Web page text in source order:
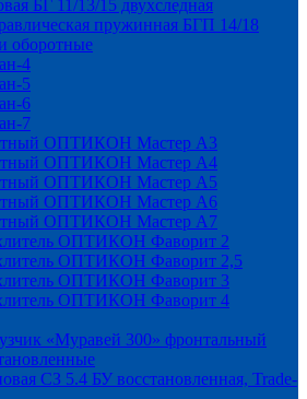
БГ 11/13/15 двухследная
пружинная БГП 14/18
оборотные
4
5
6
7
ОПТИКОН Мастер А3
ОПТИКОН Мастер А4
ОПТИКОН Мастер А5
ОПТИКОН Мастер А6
ОПТИКОН Мастер А7
ОПТИКОН Фаворит 2
ОПТИКОН Фаворит 2,5
ОПТИКОН Фаворит 3
ОПТИКОН Фаворит 4
«Муравей 300» фронтальный
СЗ 5.4 БУ восстановленная, Trade-